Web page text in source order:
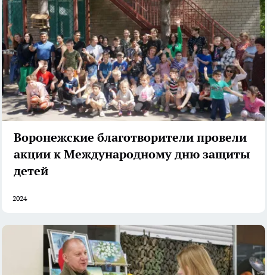
Воронежские благотворители провели
акции к Международному дню защиты
детей
2024